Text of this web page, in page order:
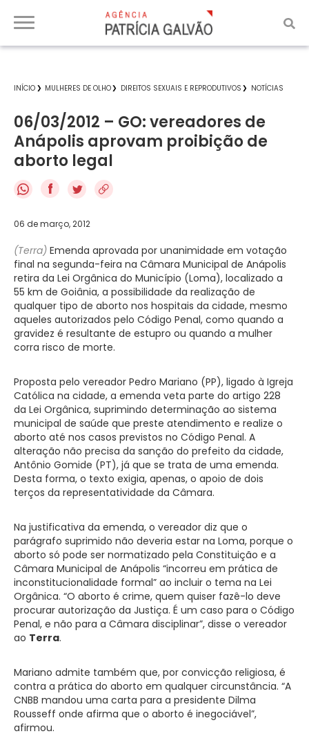
INÍCIO MULHERES DE OLHO DIREITOS SEXUAIS E REPRODUTIVOS NOTÍCIAS
06/03/2012 – GO: vereadores de
Anápolis aprovam proibição de
aborto legal
f
06 de março, 2012
(Terra) Emenda aprovada por unanimidade em votação
final na segunda-feira na Câmara Municipal de Anápolis
retira da Lei Orgânica do Município (Loma), localizado a
55 km de Goiânia, a possibilidade da realização de
qualquer tipo de aborto nos hospitais da cidade, mesmo
aqueles autorizados pelo Código Penal, como quando a
gravidez é resultante de estupro ou quando a mulher
corra risco de morte.
Proposta pelo vereador Pedro Mariano (PP), ligado à Igreja
Católica na cidade, a emenda veta parte do artigo 228
da Lei Orgânica, suprimindo determinação ao sistema
municipal de saúde que preste atendimento e realize o
aborto até nos casos previstos no Código Penal. A
alteração não precisa da sanção do prefeito da cidade,
Antônio Gomide (PT), já que se trata de uma emenda.
Desta forma, o texto exigia, apenas, o apoio de dois
terços da representatividade da Câmara.
Na justificativa da emenda, o vereador diz que o
parágrafo suprimido não deveria estar na Loma, porque o
aborto só pode ser normatizado pela Constituição e a
Câmara Municipal de Anápolis “incorreu em prática de
inconstitucionalidade formal” ao incluir o tema na Lei
Orgânica. “O aborto é crime, quem quiser fazê-lo deve
procurar autorização da Justiça. É um caso para o Código
Penal, e não para a Câmara disciplinar”, disse o vereador
ao Terra.
Mariano admite também que, por convicção religiosa, é
contra a prática do aborto em qualquer circunstância. “A
CNBB mandou uma carta para a presidente Dilma
Rousseff onde afirma que o aborto é inegociável”,
afirmou.